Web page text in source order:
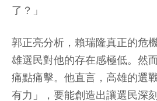
了？」
郭正亮分析，賴瑞隆真正的危
雄選民對他的存在感極低。然
痛點痛擊。他直言，高雄的選
有力」，要能創造出讓選民深